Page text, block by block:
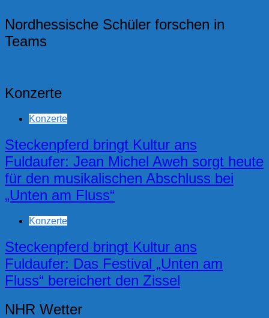
Nordhessische Schüler forschen in
Teams
Konzerte
Konzerte
Steckenpferd bringt Kultur ans
Fuldaufer: Jean Michel Aweh sorgt heute
für den musikalischen Abschluss bei
„Unten am Fluss“
Konzerte
Steckenpferd bringt Kultur ans
Fuldaufer: Das Festival „Unten am
Fluss“ bereichert den Zissel
NHR Wetter